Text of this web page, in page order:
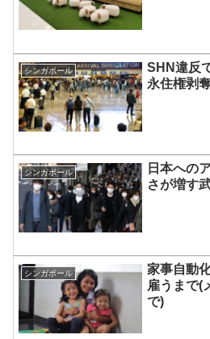
シンガポール
SHN違反
永住権剥
シンガポール
日本への
さが増す
シンガポール
家事自動
雇うまで(
で)